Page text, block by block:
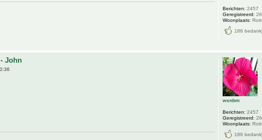
Berichten: 2457
Geregistreerd:
Woonplaats:
186
John
wsnbm
Berichten: 2457
Geregistreerd:
Woonplaats:
186